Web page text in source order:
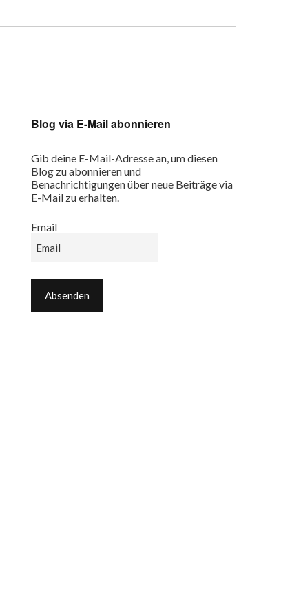
Blog via E-Mail abonnieren
Gib deine E-Mail-Adresse an, um diesen
Blog zu abonnieren und
Benachrichtigungen über neue Beiträge via
E-Mail zu erhalten.
Email